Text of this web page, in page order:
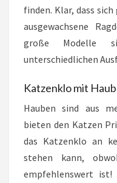
finden. Klar, dass
ausgewachsene
große Modelle
unterschiedlichen
Katzenklo mit
Hauben sind aus
bieten den Katzen
das Katzenklo an
stehen kann,
empfehlenswert ist!